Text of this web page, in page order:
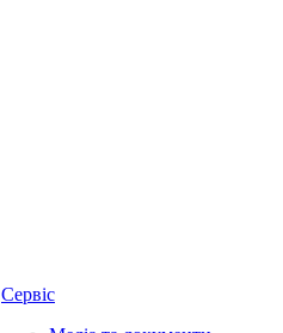
Сервіс